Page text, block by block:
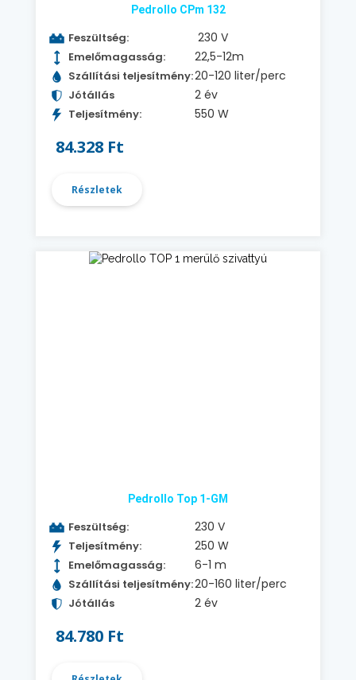
Pedrollo CPm 132
Feszültség: 230 V
Emelőmagasság: 22,5-12m
Szállítási teljesítmény:20-120 liter/perc
Jótállás 2 év
Teljesítmény: 550 W
84.328 Ft
Részletek
Pedrollo Top 1-GM
Feszültség: 230 V
Teljesítmény: 250 W
Emelőmagasság: 6-1 m
Szállítási teljesítmény:20-160 liter/perc
Jótállás 2 év
84.780 Ft